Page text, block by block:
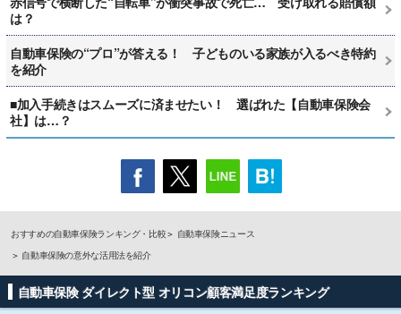
は？
自動車保険の“プロ”が答える！ 子どものいる家族が入るべき特約
を紹介
■加入手続きはスムーズに済ませたい！ 選ばれた【自動車保険会
社】は…？
おすすめの自動車保険ランキング・比較
自動車保険ニュース
自動車保険の意外な活用法を紹介
自動車保険 ダイレクト型 オリコン顧客満足度ランキング